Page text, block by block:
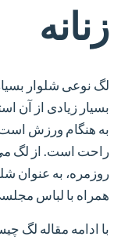
زنانه
لگ نوعی شلوار
بسیار زیادی از آن
به هنگام ورزش
راحت است. از لگ می
روزمره، به عنوان
همراه با لباس
با ادامه مقاله لگ